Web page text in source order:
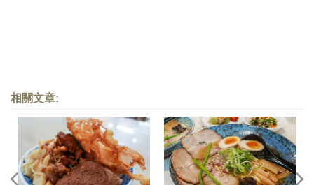
相關文章: